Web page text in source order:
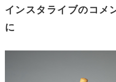
インスタライブのコメ
に